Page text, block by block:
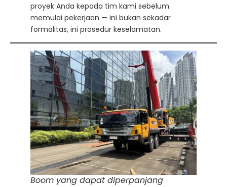
proyek Anda kepada tim kami sebelum
memulai pekerjaan — ini bukan sekadar
formalitas, ini prosedur keselamatan.
Boom yang dapat diperpanjang